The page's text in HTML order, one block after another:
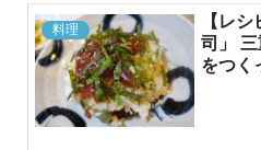
料理
【レ
司」
をつく